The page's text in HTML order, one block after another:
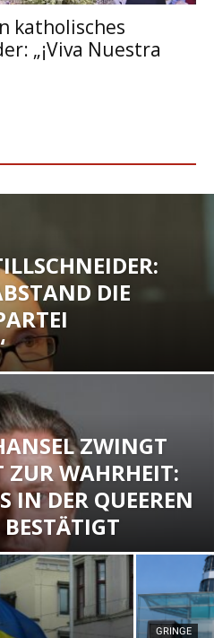
katholisches
„¡Viva Nuestra
DIE
ZWINGT
ZUR WAHRHEIT:
IN DER QUEEREN
GRINGE